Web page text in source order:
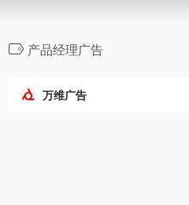
产品经理广告
万维广告